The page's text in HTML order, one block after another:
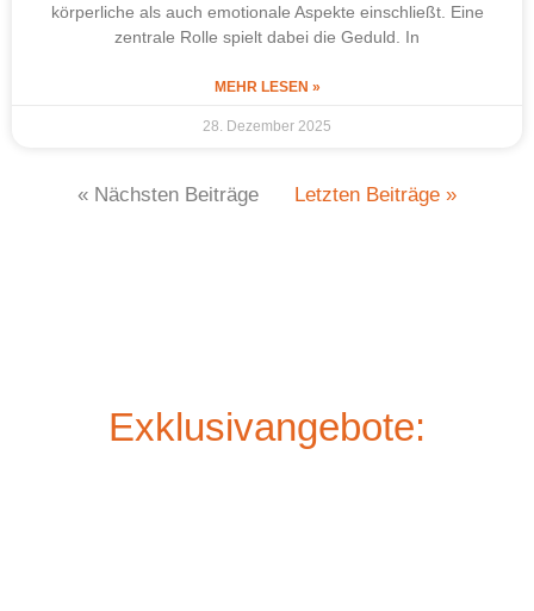
körperliche als auch emotionale Aspekte einschließt. Eine
zentrale Rolle spielt dabei die Geduld. In
MEHR LESEN »
28. Dezember 2025
« Nächsten Beiträge Letzten Beiträge »
Exklusivangebote: